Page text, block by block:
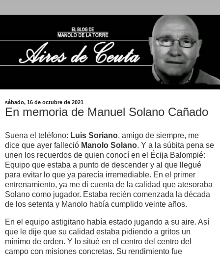
sábado, 16 de octubre de 2021
En memoria de Manuel Solano Cañado
Suena el teléfono: Luis Soriano, amigo de siempre, me
dice que ayer falleció Manolo Solano. Y a la súbita pena se
unen los recuerdos de quien conocí en el Écija Balompié:
Equipo que estaba a punto de descender y al que llegué
para evitar lo que ya parecía irremediable. En el primer
entrenamiento, ya me di cuenta de la calidad que atesoraba
Solano como jugador. Estaba recién comenzada la década
de los setenta y Manolo había cumplido veinte años.
En el equipo astigitano había estado jugando a su aire. Así
que le dije que su calidad estaba pidiendo a gritos un
mínimo de orden. Y lo situé en el centro del centro del
campo con misiones concretas. Su rendimiento fue